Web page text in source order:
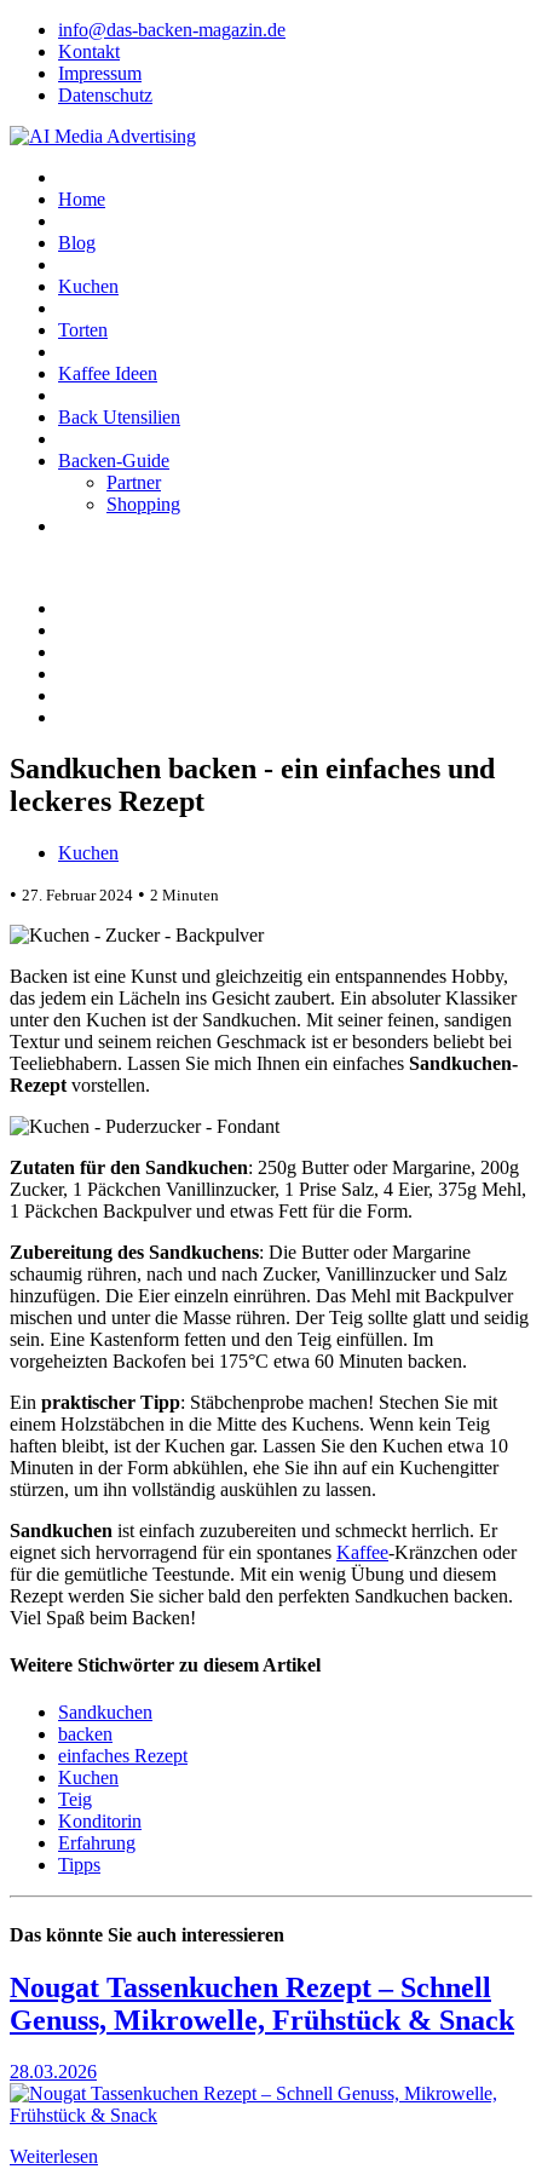
info@das-backen-magazin.de
Kontakt
Impressum
Datenschutz
Home
Blog
Kuchen
Torten
Kaffee Ideen
Back Utensilien
Backen-Guide
Partner
Shopping
Sandkuchen backen - ein einfaches und
leckeres Rezept
Kuchen
• 27. Februar 2024 • 2 Minuten
Backen ist eine Kunst und gleichzeitig ein entspannendes Hobby,
das jedem ein Lächeln ins Gesicht zaubert. Ein absoluter Klassiker
unter den Kuchen ist der Sandkuchen. Mit seiner feinen, sandigen
Textur und seinem reichen Geschmack ist er besonders beliebt bei
Teeliebhabern. Lassen Sie mich Ihnen ein einfaches Sandkuchen-
Rezept vorstellen.
Zutaten für den Sandkuchen: 250g Butter oder Margarine, 200g
Zucker, 1 Päckchen Vanillinzucker, 1 Prise Salz, 4 Eier, 375g Mehl,
1 Päckchen Backpulver und etwas Fett für die Form.
Zubereitung des Sandkuchens: Die Butter oder Margarine
schaumig rühren, nach und nach Zucker, Vanillinzucker und Salz
hinzufügen. Die Eier einzeln einrühren. Das Mehl mit Backpulver
mischen und unter die Masse rühren. Der Teig sollte glatt und seidig
sein. Eine Kastenform fetten und den Teig einfüllen. Im
vorgeheizten Backofen bei 175°C etwa 60 Minuten backen.
Ein praktischer Tipp: Stäbchenprobe machen! Stechen Sie mit
einem Holzstäbchen in die Mitte des Kuchens. Wenn kein Teig
haften bleibt, ist der Kuchen gar. Lassen Sie den Kuchen etwa 10
Minuten in der Form abkühlen, ehe Sie ihn auf ein Kuchengitter
stürzen, um ihn vollständig auskühlen zu lassen.
Sandkuchen ist einfach zuzubereiten und schmeckt herrlich. Er
eignet sich hervorragend für ein spontanes Kaffee-Kränzchen oder
für die gemütliche Teestunde. Mit ein wenig Übung und diesem
Rezept werden Sie sicher bald den perfekten Sandkuchen backen.
Viel Spaß beim Backen!
Weitere Stichwörter zu diesem Artikel
Sandkuchen
backen
einfaches Rezept
Kuchen
Teig
Konditorin
Erfahrung
Tipps
Das könnte Sie auch interessieren
Nougat Tassenkuchen Rezept – Schnell
Genuss, Mikrowelle, Frühstück & Snack
28.03.2026
Weiterlesen